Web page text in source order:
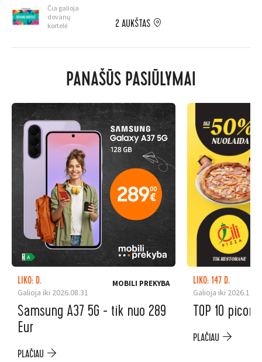
Čia galioja
dovanų
kortelė
2 AUKŠTAS
PANAŠŪS PASIŪLYMAI
LIKO: D.
Galioja iki 2026.08.31
MOBILI PREKYBA
Samsung A37 5G - tik nuo 289
Eur
PLAČIAU
LIKO: 147 D.
Galioja iki
TOP 10
PLAČIAU